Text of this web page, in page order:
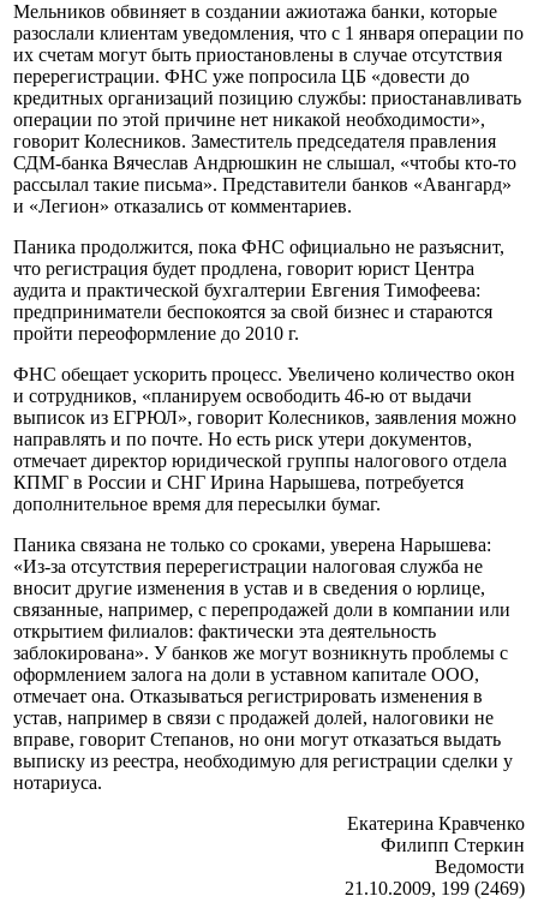
Мельников обвиняет в создании ажиотажа банки, которые
разослали клиентам уведомления, что с 1 января операции по
их счетам могут быть приостановлены в случае отсутствия
перерегистрации. ФНС уже попросила ЦБ «довести до
кредитных организаций позицию службы: приостанавливать
операции по этой причине нет никакой необходимости»,
говорит Колесников. Заместитель председателя правления
СДМ-банка Вячеслав Андрюшкин не слышал, «чтобы кто-то
рассылал такие письма». Представители банков «Авангард»
и «Легион» отказались от комментариев.
Паника продолжится, пока ФНС официально не разъяснит,
что регистрация будет продлена, говорит юрист Центра
аудита и практической бухгалтерии Евгения Тимофеева:
предприниматели беспокоятся за свой бизнес и стараются
пройти переоформление до 2010 г.
ФНС обещает ускорить процесс. Увеличено количество окон
и сотрудников, «планируем освободить 46-ю от выдачи
выписок из ЕГРЮЛ», говорит Колесников, заявления можно
направлять и по почте. Но есть риск утери документов,
отмечает директор юридической группы налогового отдела
КПМГ в России и СНГ Ирина Нарышева, потребуется
дополнительное время для пересылки бумаг.
Паника связана не только со сроками, уверена Нарышева:
«Из-за отсутствия перерегистрации налоговая служба не
вносит другие изменения в устав и в сведения о юрлице,
связанные, например, с перепродажей доли в компании или
открытием филиалов: фактически эта деятельность
заблокирована». У банков же могут возникнуть проблемы с
оформлением залога на доли в уставном капитале ООО,
отмечает она. Отказываться регистрировать изменения в
устав, например в связи с продажей долей, налоговики не
вправе, говорит Степанов, но они могут отказаться выдать
выписку из реестра, необходимую для регистрации сделки у
нотариуса.
Екатерина Кравченко
Филипп Стеркин
Ведомости
21.10.2009, 199 (2469)